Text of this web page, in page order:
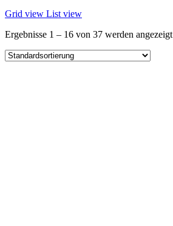
Grid view List view
Ergebnisse 1 – 16 von 37 werden angezeigt